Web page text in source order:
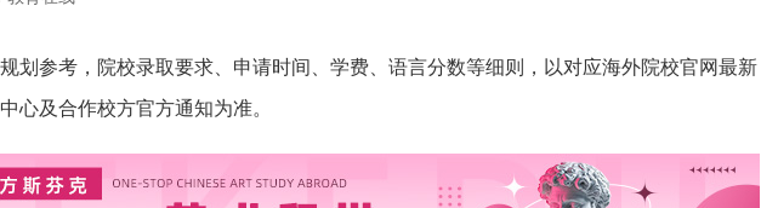
划参考，院校录取要求、申请时间、学费、语言分数等细则，以对应海外院校官网最新
心及合作校方官方通知为准。